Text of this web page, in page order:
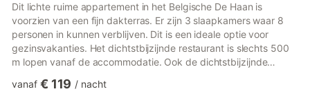
Dit lichte ruime appartement in het Belgische De Haan is
voorzien van een fijn dakterras. Er zijn 3 slaapkamers waar 8
personen in kunnen verblijven. Dit is een ideale optie voor
gezinsvakanties. Het dichtstbijzijnde restaurant is slechts 500
m lopen vanaf de accommodatie. Ook de dichtstbijzijnde
centrum is 3 km ver en het strand aan zee is 700 m verwijderd
vanaf € 119 / nacht